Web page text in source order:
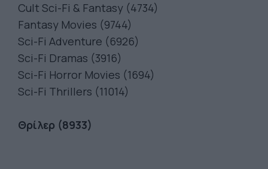
Cult Sci-Fi & Fantasy (4734)
Fantasy Movies (9744)
Sci-Fi Adventure (6926)
Sci-Fi Dramas (3916)
Sci-Fi Horror Movies (1694)
Sci-Fi Thrillers (11014)
Θρίλερ (8933)